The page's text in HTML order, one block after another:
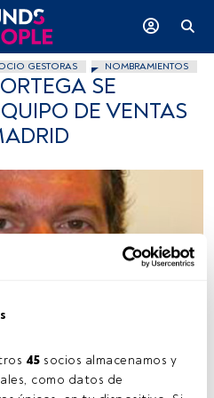
45 socios almacenamos y
como datos de
GESTORAS NOMBRAMIENTOS
SE
DE VENTAS